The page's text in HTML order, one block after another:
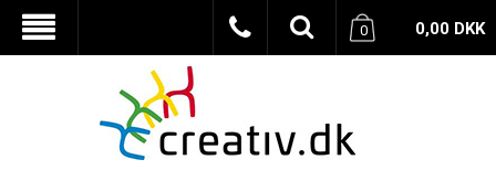
0,00 DKK
0